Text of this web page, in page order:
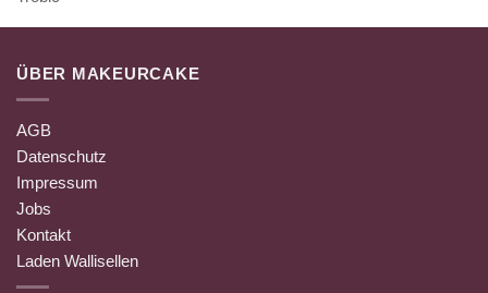
ÜBER MAKEURCAKE
AGB
Datenschutz
Impressum
Jobs
Kontakt
Laden Wallisellen